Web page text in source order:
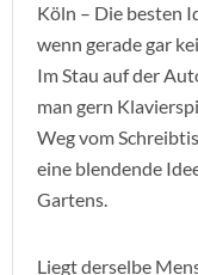
Köln – Die besten
wenn gerade gar
Im Stau auf der
man gern
Weg vom
eine blendende
Gartens.
Liegt derselbe